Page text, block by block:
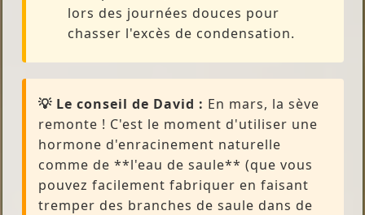
lors des journées douces pour
chasser l'excès de condensation.
💡 Le conseil de David : En mars, la sève
remonte ! C'est le moment d'utiliser une
hormone d'enracinement naturelle
comme de **l'eau de saule** (que vous
pouvez facilement fabriquer en faisant
tremper des branches de saule dans de